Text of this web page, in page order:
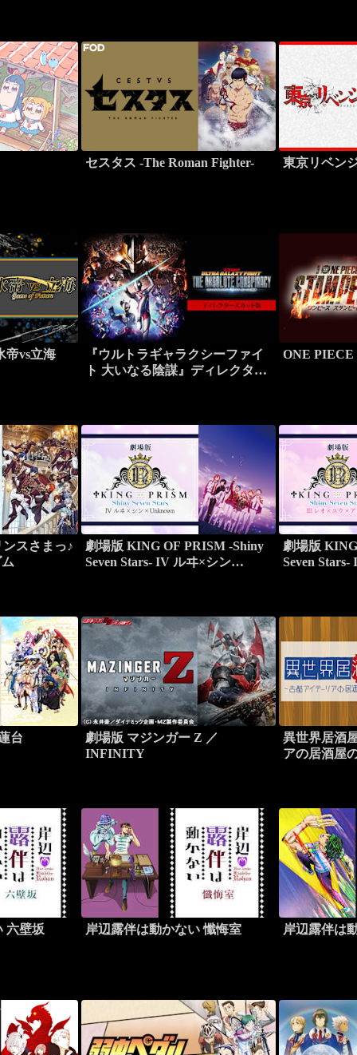
セスタス -The Roman Fighter- 東京リベン
帝vs立海
『ウルトラギャラクシーファイ
ト 大いなる陰謀』ディレクター
ONE
スさまっ♪
劇場版 KING OF PRISM -Shiny
Seven Stars- IV ルヰ×シン
劇場版
Seven
台
劇場版 マジンガー Z ／
INFINITY
異世界居酒
アの居酒屋
六壁坂 岸辺露伴は動かない 懺悔室 岸辺露伴は